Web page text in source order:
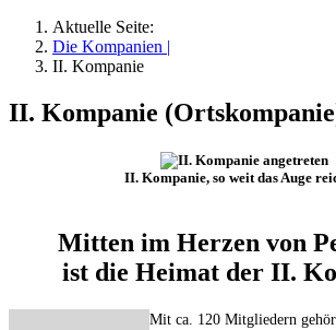
Aktuelle Seite:
Die Kompanien |
II. Kompanie
II. Kompanie
II. Kompanie, so weit das Auge
Mitten im Herzen von
ist die Heimat der II.
Mit ca. 120 Mitgliedern